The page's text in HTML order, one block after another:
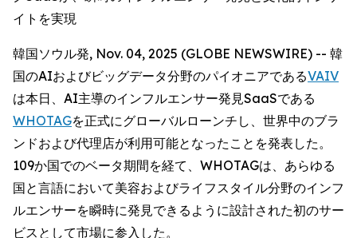
イトを実現
韓国ソウル発, Nov. 04, 2025 (GLOBE NEWSWIRE) -- 韓
国のAIおよびビッグデータ分野のパイオニアであるVAIV
は本日、AI主導のインフルエンサー発見SaaSである
WHOTAGを正式にグローバルローンチし、世界中のブラ
ンドおよび代理店が利用可能となったことを発表した。
109か国でのベータ期間を経て、WHOTAGは、あらゆる
国と言語において美容およびライフスタイル分野のインフ
ルエンサーを瞬時に発見できるように設計された初のサー
ビスとして市場に参入した。